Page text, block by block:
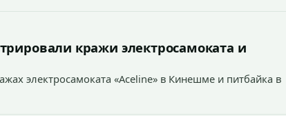
№ 112/1 по проспекту Ленина города Иванова.
кражи электросамоката и
электросамоката «Aceline» в Кинешме и питбайка в